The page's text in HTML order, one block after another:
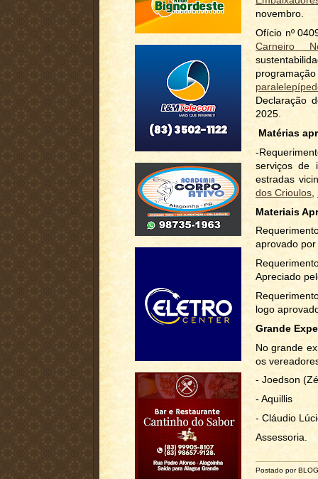
novembro.
Ofício nº
Carneiro
Declaração
2025.
Matérias
-
serviços de
estradas
dos Crioulos
Materiais
aprovado
Apreciado
logo
Grande
No grande
os
- Joedson
- Aquillis
- Cláudio
Assessoria.
Postado por